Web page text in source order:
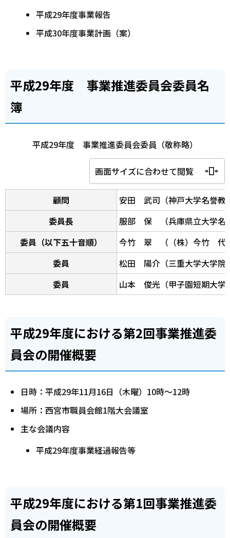
平成29年度事業報告
平成30年度事業計画（案）
平成29年度 事業推進委員会委員名
簿
平成29年度 事業推進委員会委員（敬称略）
画面サイズに合わせて閲覧
顧問
安田 武司（神戸大学名誉教
委員長
服部 保 （兵庫県立大学名
委員（以下五十音順）
今竹 翠 （（株）今竹 代
委員
松田 陽介（三重大学大学院
委員
山本 俊光（甲子園短期大学
平成29年度における第2回事業推進委
員会の開催概要
日時：平成29年11月16日（木曜）10時～12時
場所：西宮市職員会館1階大会議室
主な会議内容
平成29年度事業経過報告等
平成29年度における第1回事業推進委
員会の開催概要